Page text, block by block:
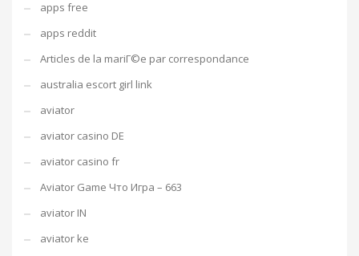
apps free
apps reddit
Articles de la mariГ©e par correspondance
australia escort girl link
aviator
aviator casino DE
aviator casino fr
Aviator Game Что Игра – 663
aviator IN
aviator ke